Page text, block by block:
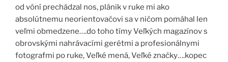
od vôní prechádzal nos, plánik v ruke mi ako
absolútnemu neorientovačovi sa v ničom pomáhal len
veľmi obmedzene….do toho tímy Veľkých magazínov s
obrovskými nahrávacími gerétmi a profesionálnymi
fotografmi po ruke, Veľké mená, Veľké značky….kopec